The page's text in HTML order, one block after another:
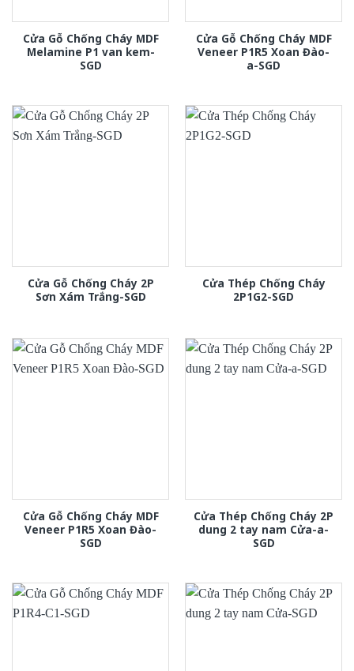
Cửa Gỗ Chống Cháy MDF
Melamine P1 van kem-
SGD
Cửa Gỗ Chống Cháy MDF
Veneer P1R5 Xoan Đào-
a-SGD
Cửa Gỗ Chống Cháy 2P
Sơn Xám Trắng-SGD
Cửa Thép Chống Cháy
2P1G2-SGD
Cửa Gỗ Chống Cháy MDF
Veneer P1R5 Xoan Đào-
SGD
Cửa Thép Chống Cháy 2P
dung 2 tay nam Cửa-a-
SGD